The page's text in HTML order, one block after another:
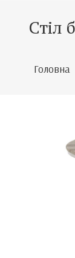
Стіл
Головна